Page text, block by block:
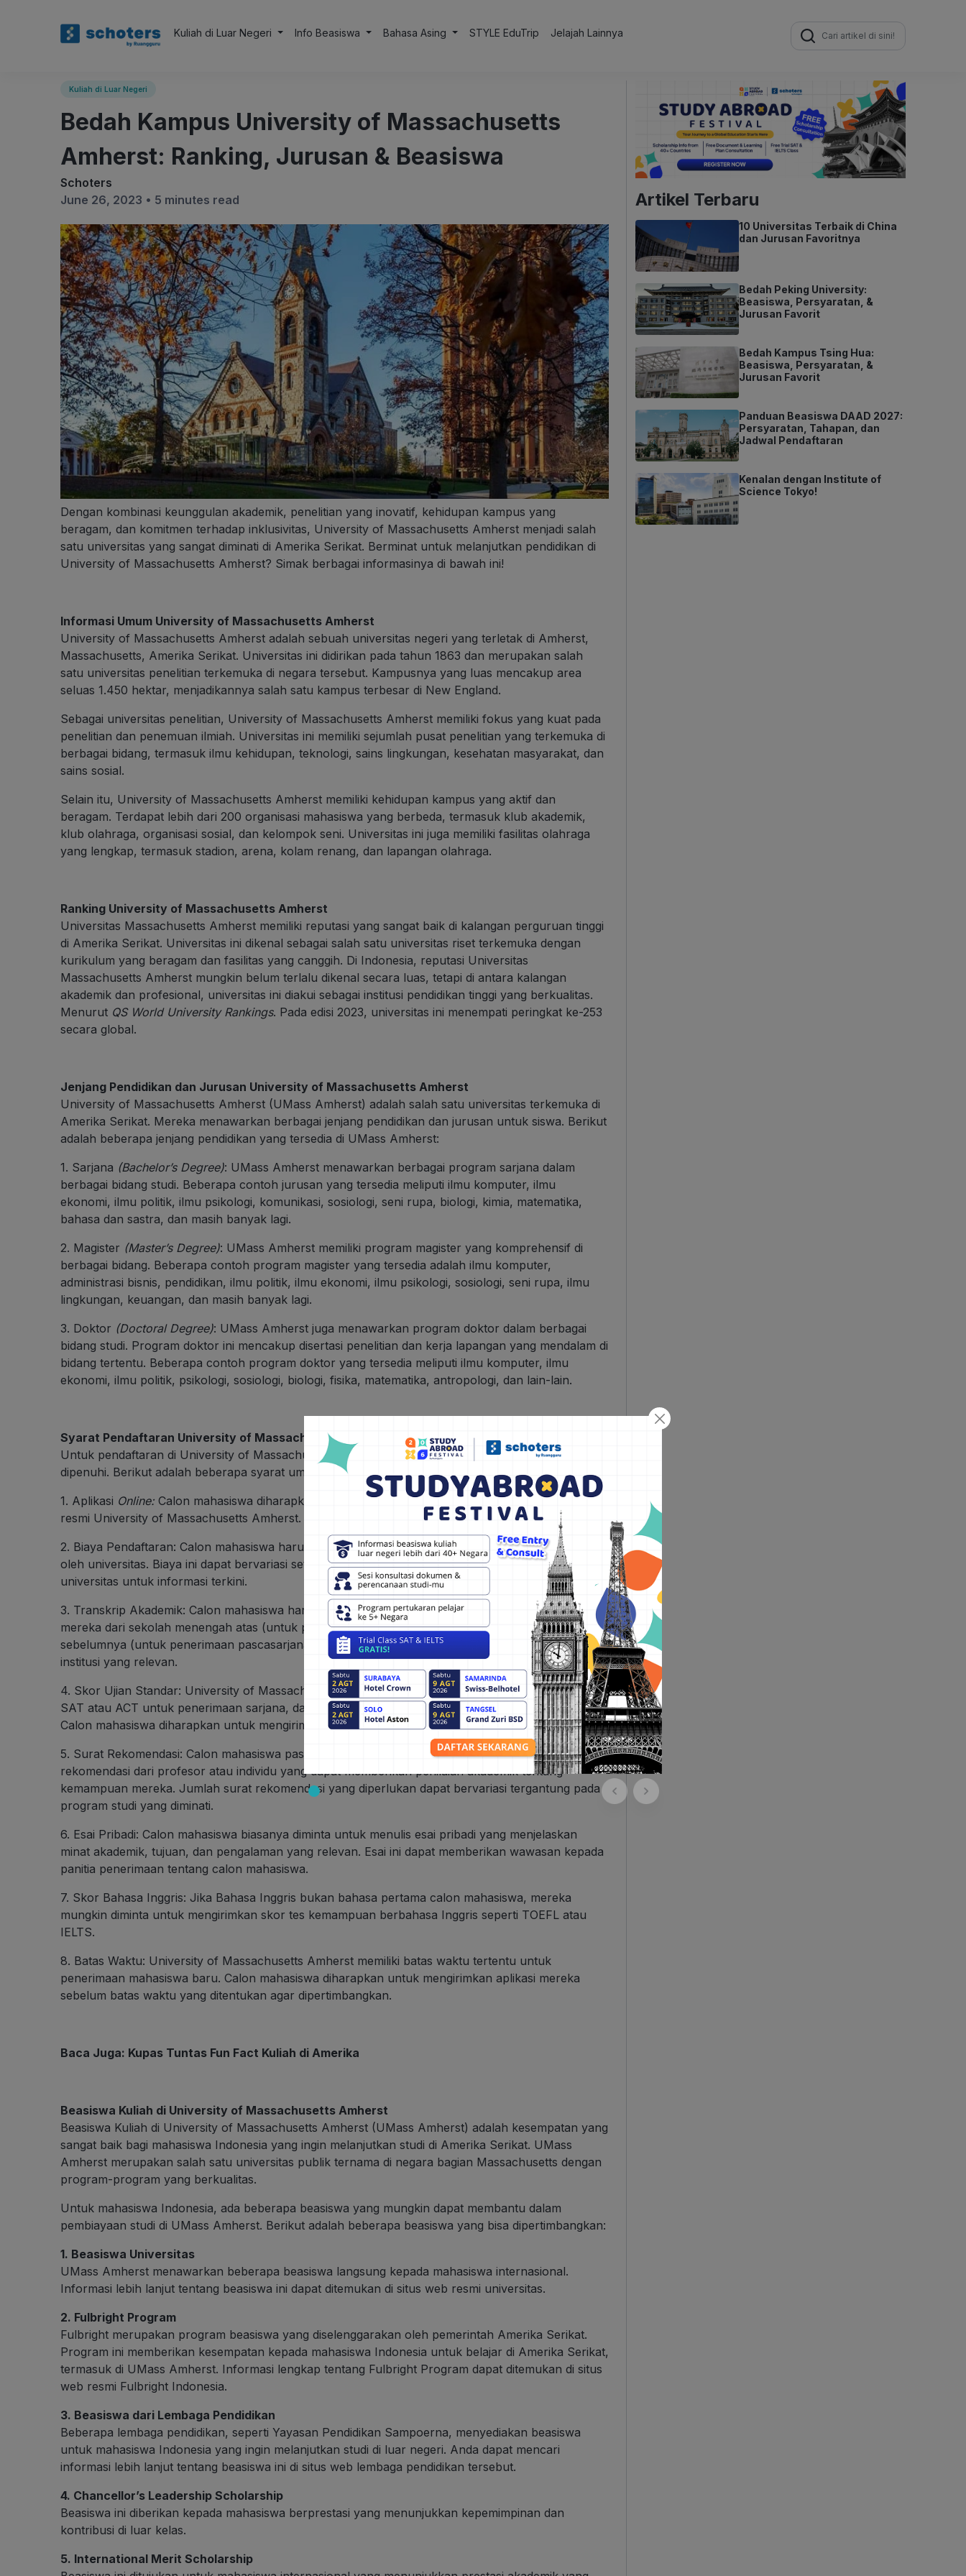
Kuliah di Luar Negeri Info Beasiswa Bahasa Asing STYLE EduTrip Jelajah Lainnya
Search
for:
Kuliah di Luar Negeri
Bedah Kampus University of Massachusetts
Amherst: Ranking, Jurusan & Beasiswa
Schoters
June 26, 2023 • 5 minutes read
Dengan kombinasi keunggulan akademik, penelitian yang inovatif, kehidupan kampus yang
beragam, dan komitmen terhadap inklusivitas, University of Massachusetts Amherst menjadi salah
satu universitas yang sangat diminati di Amerika Serikat. Berminat untuk melanjutkan pendidikan di
University of Massachusetts Amherst? Simak berbagai informasinya di bawah ini!
Informasi Umum University of Massachusetts Amherst
University of Massachusetts Amherst adalah sebuah universitas negeri yang terletak di Amherst,
Massachusetts, Amerika Serikat. Universitas ini didirikan pada tahun 1863 dan merupakan salah
satu universitas penelitian terkemuka di negara tersebut. Kampusnya yang luas mencakup area
seluas 1.450 hektar, menjadikannya salah satu kampus terbesar di New England.
Sebagai universitas penelitian, University of Massachusetts Amherst memiliki fokus yang kuat pada
penelitian dan penemuan ilmiah. Universitas ini memiliki sejumlah pusat penelitian yang terkemuka di
berbagai bidang, termasuk ilmu kehidupan, teknologi, sains lingkungan, kesehatan masyarakat, dan
sains sosial.
Selain itu, University of Massachusetts Amherst memiliki kehidupan kampus yang aktif dan
beragam. Terdapat lebih dari 200 organisasi mahasiswa yang berbeda, termasuk klub akademik,
klub olahraga, organisasi sosial, dan kelompok seni. Universitas ini juga memiliki fasilitas olahraga
yang lengkap, termasuk stadion, arena, kolam renang, dan lapangan olahraga.
Ranking University of Massachusetts Amherst
Universitas Massachusetts Amherst memiliki reputasi yang sangat baik di kalangan perguruan tinggi
di Amerika Serikat. Universitas ini dikenal sebagai salah satu universitas riset terkemuka dengan
kurikulum yang beragam dan fasilitas yang canggih. Di Indonesia, reputasi Universitas
Massachusetts Amherst mungkin belum terlalu dikenal secara luas, tetapi di antara kalangan
akademik dan profesional, universitas ini diakui sebagai institusi pendidikan tinggi yang berkualitas.
Menurut QS World University Rankings. Pada edisi 2023, universitas ini menempati peringkat ke-253
secara global.
Jenjang Pendidikan dan Jurusan University of Massachusetts Amherst
University of Massachusetts Amherst (UMass Amherst) adalah salah satu universitas terkemuka di
Amerika Serikat. Mereka menawarkan berbagai jenjang pendidikan dan jurusan untuk siswa. Berikut
adalah beberapa jenjang pendidikan yang tersedia di UMass Amherst:
1. Sarjana (Bachelor’s Degree): UMass Amherst menawarkan berbagai program sarjana dalam
berbagai bidang studi. Beberapa contoh jurusan yang tersedia meliputi ilmu komputer, ilmu
ekonomi, ilmu politik, ilmu psikologi, komunikasi, sosiologi, seni rupa, biologi, kimia, matematika,
bahasa dan sastra, dan masih banyak lagi.
2. Magister (Master’s Degree): UMass Amherst memiliki program magister yang komprehensif di
berbagai bidang. Beberapa contoh program magister yang tersedia adalah ilmu komputer,
administrasi bisnis, pendidikan, ilmu politik, ilmu ekonomi, ilmu psikologi, sosiologi, seni rupa, ilmu
lingkungan, keuangan, dan masih banyak lagi.
3. Doktor (Doctoral Degree): UMass Amherst juga menawarkan program doktor dalam berbagai
bidang studi. Program doktor ini mencakup disertasi penelitian dan kerja lapangan yang mendalam di
bidang tertentu. Beberapa contoh program doktor yang tersedia meliputi ilmu komputer, ilmu
ekonomi, ilmu politik, psikologi, sosiologi, biologi, fisika, matematika, antropologi, dan lain-lain.
Syarat Pendaftaran University of Massachusetts Amherst
Untuk pendaftaran di University of Massachusetts Amherst, terdapat beberapa syarat yang harus
dipenuhi. Berikut adalah beberapa syarat umum yang biasanya diperlukan:
1. Aplikasi Online: Calon mahasiswa diharapkan untuk mengisi formulir aplikasionline melalui situs
resmi University of Massachusetts Amherst.
2. Biaya Pendaftaran: Calon mahasiswa harus membayar biaya pendaftaran sesuai yang ditentukan
oleh universitas. Biaya ini dapat bervariasi setiap tahun, jadi disarankan untuk memeriksa situs web
universitas untuk informasi terkini.
3. Transkrip Akademik: Calon mahasiswa harus mengirimkan salinan resmi transkrip akademik
mereka dari sekolah menengah atas (untuk penerimaan sarjana) atau dari perguruan tinggi
sebelumnya (untuk penerimaan pascasarjana). Transkrip ini harus disertifikasi atau diotorisasi oleh
institusi yang relevan.
4. Skor Ujian Standar: University of Massachusetts Amherst menerima skor ujian standar seperti
SAT atau ACT untuk penerimaan sarjana, dan GRE atau GMAT untuk penerimaan pascasarjana.
Calon mahasiswa diharapkan untuk mengirimkan skor resmi dari ujian yang relevan.
5. Surat Rekomendasi: Calon mahasiswa pascasarjana biasanya diharuskan mengirimkan surat
rekomendasi dari profesor atau individu yang dapat memberikan penilaian akademik tentang
kemampuan mereka. Jumlah surat rekomendasi yang diperlukan dapat bervariasi tergantung pada
program studi yang diminati.
6. Esai Pribadi: Calon mahasiswa biasanya diminta untuk menulis esai pribadi yang menjelaskan
minat akademik, tujuan, dan pengalaman yang relevan. Esai ini dapat memberikan wawasan kepada
panitia penerimaan tentang calon mahasiswa.
7. Skor Bahasa Inggris: Jika Bahasa Inggris bukan bahasa pertama calon mahasiswa, mereka
mungkin diminta untuk mengirimkan skor tes kemampuan berbahasa Inggris seperti TOEFL atau
IELTS.
8. Batas Waktu: University of Massachusetts Amherst memiliki batas waktu tertentu untuk
penerimaan mahasiswa baru. Calon mahasiswa diharapkan untuk mengirimkan aplikasi mereka
sebelum batas waktu yang ditentukan agar dipertimbangkan.
Baca Juga: Kupas Tuntas Fun Fact Kuliah di Amerika
Beasiswa Kuliah di University of Massachusetts Amherst
Beasiswa Kuliah di University of Massachusetts Amherst (UMass Amherst) adalah kesempatan yang
sangat baik bagi mahasiswa Indonesia yang ingin melanjutkan studi di Amerika Serikat. UMass
Amherst merupakan salah satu universitas publik ternama di negara bagian Massachusetts dengan
program-program yang berkualitas.
Untuk mahasiswa Indonesia, ada beberapa beasiswa yang mungkin dapat membantu dalam
pembiayaan studi di UMass Amherst. Berikut adalah beberapa beasiswa yang bisa dipertimbangkan:
1. Beasiswa Universitas
UMass Amherst menawarkan beberapa beasiswa langsung kepada mahasiswa internasional.
Informasi lebih lanjut tentang beasiswa ini dapat ditemukan di situs web resmi universitas.
2. Fulbright Program
Fulbright merupakan program beasiswa yang diselenggarakan oleh pemerintah Amerika Serikat.
Program ini memberikan kesempatan kepada mahasiswa Indonesia untuk belajar di Amerika Serikat,
termasuk di UMass Amherst. Informasi lengkap tentang Fulbright Program dapat ditemukan di situs
web resmi Fulbright Indonesia.
3. Beasiswa dari Lembaga Pendidikan
Beberapa lembaga pendidikan, seperti Yayasan Pendidikan Sampoerna, menyediakan beasiswa
untuk mahasiswa Indonesia yang ingin melanjutkan studi di luar negeri. Anda dapat mencari
informasi lebih lanjut tentang beasiswa ini di situs web lembaga pendidikan tersebut.
4. Chancellor’s Leadership Scholarship
Beasiswa ini diberikan kepada mahasiswa berprestasi yang menunjukkan kepemimpinan dan
kontribusi di luar kelas.
5. International Merit Scholarship
Artikel Terbaru
10 Universitas Terbaik di China
dan Jurusan Favoritnya
Bedah Peking University:
Beasiswa, Persyaratan, &
Jurusan Favorit
Bedah Kampus Tsing Hua:
Beasiswa, Persyaratan, &
Jurusan Favorit
Panduan Beasiswa DAAD 2027:
Persyaratan, Tahapan, dan
Jadwal Pendaftaran
Kenalan dengan Institute of
Science Tokyo!